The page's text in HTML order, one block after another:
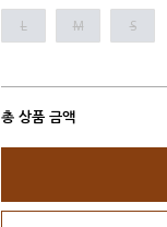
L
M S
총 상품 금액